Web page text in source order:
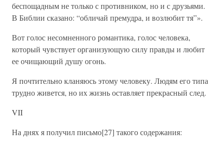
беспощадным не только с противником, но и с друзьями.
В Библии сказано: “обличай премудра, и возлюбит тя”».
Вот голос несомненного романтика, голос человека,
который чувствует организующую силу правды и любит
ее очищающий душу огонь.
Я почтительно кланяюсь этому человеку. Людям его типа
трудно живется, но их жизнь оставляет прекрасный след.
VII
На днях я получил письмо[27] такого содержания: